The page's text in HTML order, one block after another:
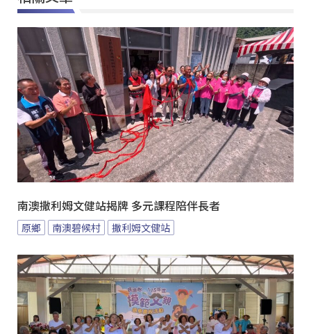
南澳撒利姆文健站揭牌 多元課程陪伴長者
原鄉 南澳碧候村 撒利姆文健站